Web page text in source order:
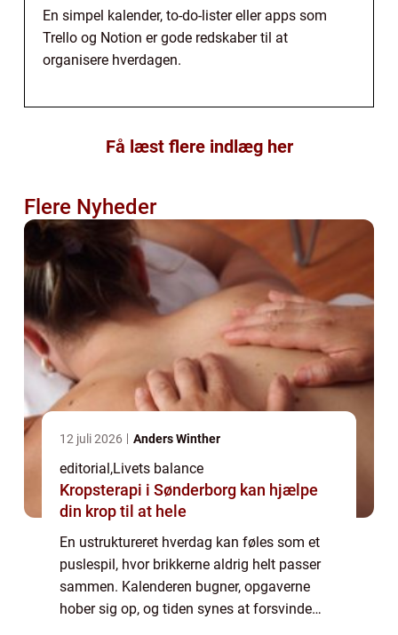
En simpel kalender, to-do-lister eller apps som
Trello og Notion er gode redskaber til at
organisere hverdagen.
Få læst flere indlæg her
Flere Nyheder
12 juli 2026 Anders Winther
editorial,Livets balance
Kropsterapi i Sønderborg kan hjælpe
din krop til at hele
En ustruktureret hverdag kan føles som et
puslespil, hvor brikkerne aldrig helt passer
sammen. Kalenderen bugner, opgaverne
hober sig op, og tiden synes at forsvinde